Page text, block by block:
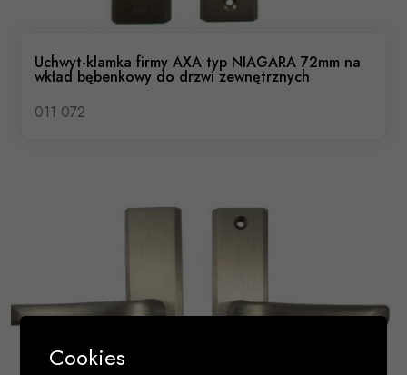
Uchwyt-klamka firmy AXA typ NIAGARA 72mm na
wkład bębenkowy do drzwi zewnętrznych
011 072
Cookies